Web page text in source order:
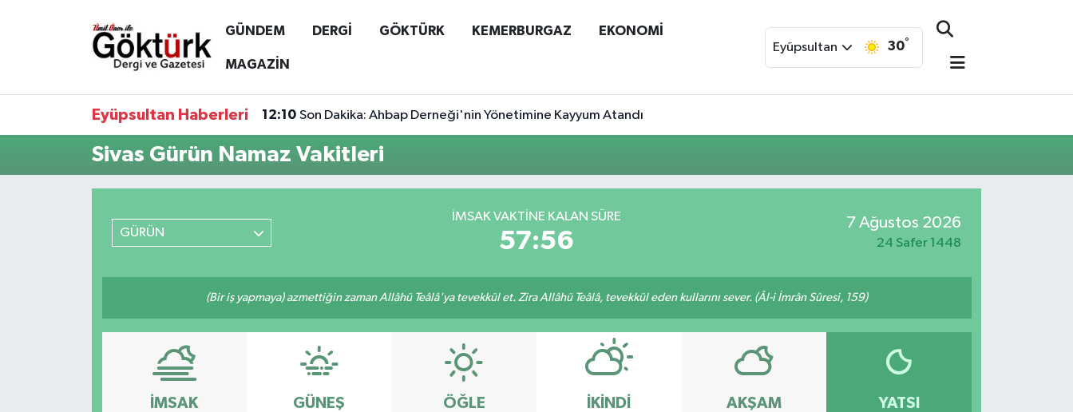
GÜNDEM DERGİ GÖKTÜRK KEMERBURGAZ EKONOMİ
MAGAZİN
Eyüpsultan 30°
Eyüpsultan Haberleri 12:10 Son Dakika: Ahbap Derneği'nin Yönetimine Kayyum Atandı
Sivas Gürün Namaz Vakitleri
GÜRÜN
İMSAK VAKTINE KALAN SÜRE
57:56
7 Ağustos 2026
24 Safer 1448
(Bir iş yapmaya) azmettiğin zaman Allâhü Teâlâ'ya tevekkül et. Zira Allâhü Teâlâ, tevekkül eden kullarını sever. (Âl-i İmrân Sûresi, 159)
İMSAK GÜNEŞ ÖĞLE İKINDI AKŞAM YATSI
Anne Çocuk
Eyüpsultan Hava Durumu
Son Dakika Haberleri